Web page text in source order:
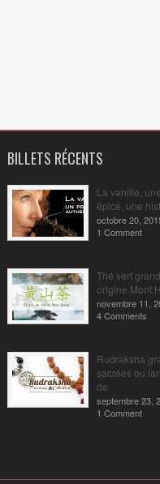
BILLETS RÉCENTS
La vanille,
épice, une
octobre 20,
1 Comment
Thé vert
origine Mont
novembre 11,
4 Comments
Rudraksha
sacrées ou
de
septembre 23,
1 Comment